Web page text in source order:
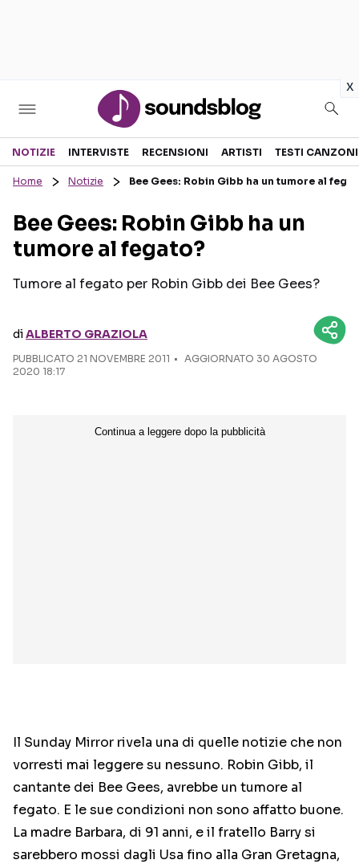
x
Sezioni
RECENSIONI MUSICALI
INTERVISTE
GOSSIP E CURIOSITÀ
TESTI CANZONI
TOUR ED EVENTI
TALENT SHOW
NOTIZIE INTERVISTE RECENSIONI ARTISTI TESTI CANZONI
Home Notizie Bee Gees: Robin Gibb ha un tumore al
Bee Gees: Robin Gibb ha un
tumore al fegato?
Tumore al fegato per Robin Gibb dei Bee Gees?
diALBERTO GRAZIOLA
PUBBLICATO 21 NOVEMBRE 2011
AGGIORNATO 30 AGOSTO
2020 18:17
Il Sunday Mirror rivela una di quelle notizie che non
vorresti mai leggere su nessuno. Robin Gibb, il
cantante dei Bee Gees, avrebbe un tumore al
fegato. E le sue condizioni non sono affatto buone.
La madre Barbara, di 91 anni, e il fratello Barry si
sarebbero mossi dagli Usa fino alla Gran Gretagna,